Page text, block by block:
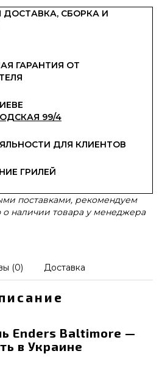
ДОСТАВКА, СБОРКА И
ГАРАНТИЯ ОТ
99/4
ДЛЯ КЛИЕНТОВ
ГРИЛЕЙ
поставками, рекомендуем
наличии товара у менеджера
(0) Доставка
Enders Baltimore —
в Украине